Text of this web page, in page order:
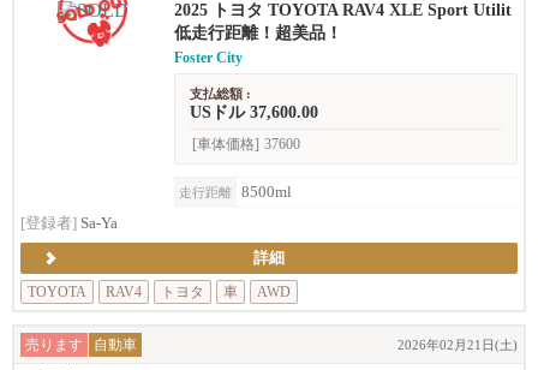
2025 トヨタ TOYOTA RAV4 XLE Sport Utilit
y 4D
低走行距離！超美品！
Foster City
支払総額 :
USドル 37,600.00
[車体価格] 37600
走行距離
8500ml
[登録者] Sa-Ya
詳細
TOYOTA
RAV4 トヨタ 車 AWD
売ります 自動車 2026年02月21日(土)